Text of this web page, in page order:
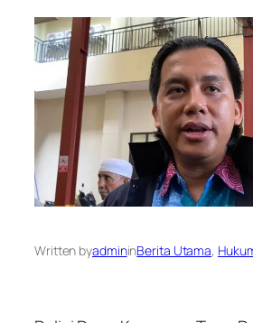
Written byadmininBerita Utama,